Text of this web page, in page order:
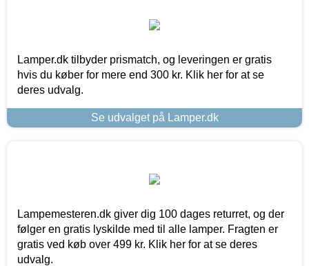
Lamper.dk tilbyder prismatch, og leveringen er gratis
hvis du køber for mere end 300 kr. Klik her for at se
deres udvalg.
Se udvalget på Lamper.dk
Lampemesteren.dk giver dig 100 dages returret, og der
følger en gratis lyskilde med til alle lamper. Fragten er
gratis ved køb over 499 kr. Klik her for at se deres
udvalg.